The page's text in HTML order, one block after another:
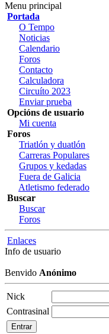
Menu principal
Portada
O Tempo
Noticias
Calendario
Foros
Contacto
Calculadora
Circuíto 2023
Enviar prueba
Opcións de usuario
Mi cuenta
Foros
Triatlón y duatlón
Carreras Populares
Grupos y kedadas
Fuera de Galicia
Atletismo federado
Buscar
Buscar
Foros
Enlaces
Info de usuario
Benvido Anónimo
Nick
Contrasinal